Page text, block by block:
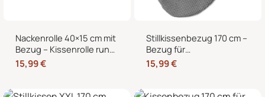
Nackenrolle 40×15 cm mit
Bezug – Kissenrolle rund,
weich, Dekokissen Rolle
für Bett & Sofa
15,99€
Stillkissenbezug 170 cm –
Bezug für
Seitenschläferkissen und
Schwangerschaftskissen
15,99€